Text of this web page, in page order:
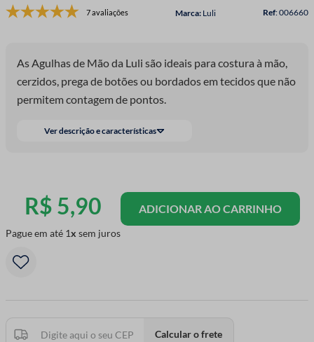
7 avaliações Luli :006660
As Agulhas de Mão da Luli são ideais para costura à mão,
cerzidos, prega de botões ou bordados em tecidos que não
permitem contagem de pontos.
Ver descrição e características
R$ 5,90
Pague em até 1 sem juros
ADICIONAR AO CARRINHO
Calcular o frete